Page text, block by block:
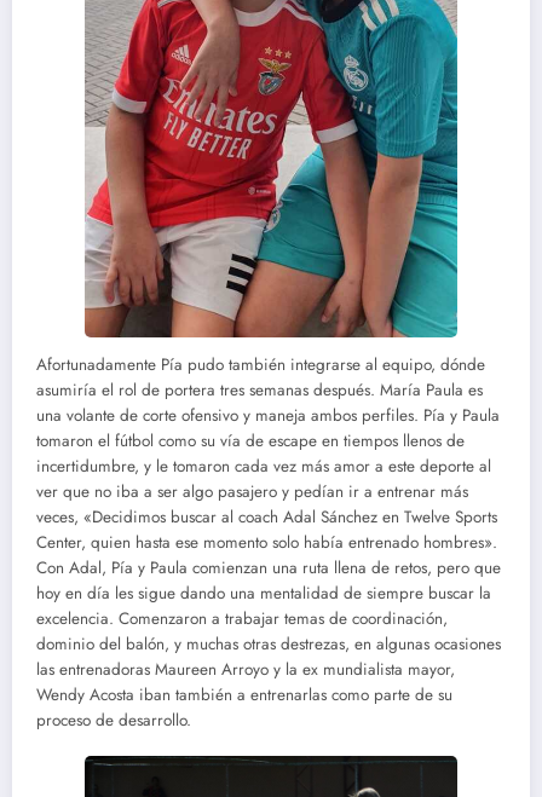
Afortunadamente Pía pudo también integrarse al equipo, dónde
asumiría el rol de portera tres semanas después. María Paula es
una volante de corte ofensivo y maneja ambos perfiles. Pía y Paula
tomaron el fútbol como su vía de escape en tiempos llenos de
incertidumbre, y le tomaron cada vez más amor a este deporte al
ver que no iba a ser algo pasajero y pedían ir a entrenar más
veces, «Decidimos buscar al coach Adal Sánchez en Twelve Sports
Center, quien hasta ese momento solo había entrenado hombres».
Con Adal, Pía y Paula comienzan una ruta llena de retos, pero que
hoy en día les sigue dando una mentalidad de siempre buscar la
excelencia. Comenzaron a trabajar temas de coordinación,
dominio del balón, y muchas otras destrezas, en algunas ocasiones
las entrenadoras Maureen Arroyo y la ex mundialista mayor,
Wendy Acosta iban también a entrenarlas como parte de su
proceso de desarrollo.